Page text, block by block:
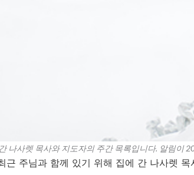
나사렛 목사와 지도자의 주간 목록입니다. 알림이
근 주님과 함께 있기 위해 집에 간 나사렛